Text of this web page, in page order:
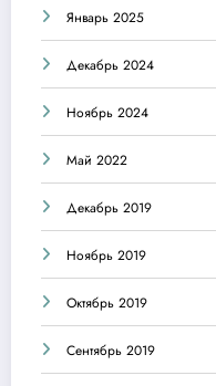
Январь 2025
Декабрь 2024
Ноябрь 2024
Май 2022
Декабрь 2019
Ноябрь 2019
Октябрь 2019
Сентябрь 2019